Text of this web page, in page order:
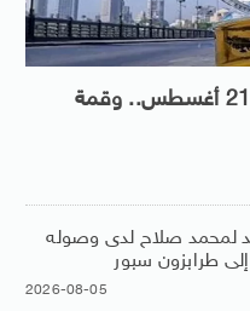
رسميًا.. انطلاق الدورى الممتاز 21 أغسطس.. وقمة
لمحمد صلاح لدى وصوله
إلى طرابزون سبور
2026-08-05